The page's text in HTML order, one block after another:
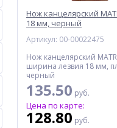
Нож канцелярский
18 мм, черный
Артикул: 00-00022475
Нож канцелярский
ширина лезвия 18 мм,
черный
135.50 руб.
Цена по карте:
128.80 руб.